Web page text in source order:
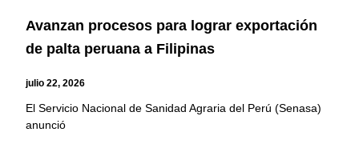
Avanzan procesos para lograr exportación
de palta peruana a Filipinas
julio 22, 2026
El Servicio Nacional de Sanidad Agraria del Perú (Senasa)
anunció